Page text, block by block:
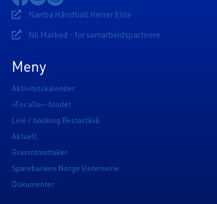
Lenke til Nærbø Håndball Herrer Elite
Nærbø Håndball Herrer Elite
Lenke til Sponsorsider
Nil Marked - for samarbeidspartnere
Meny
Aktivitetskalender
«For alle»-fondet
Leie / booking Bestaståvå
Aktuelt
Grasrotmottaker
Sparebanken Norge Vinterserie
Dokumenter